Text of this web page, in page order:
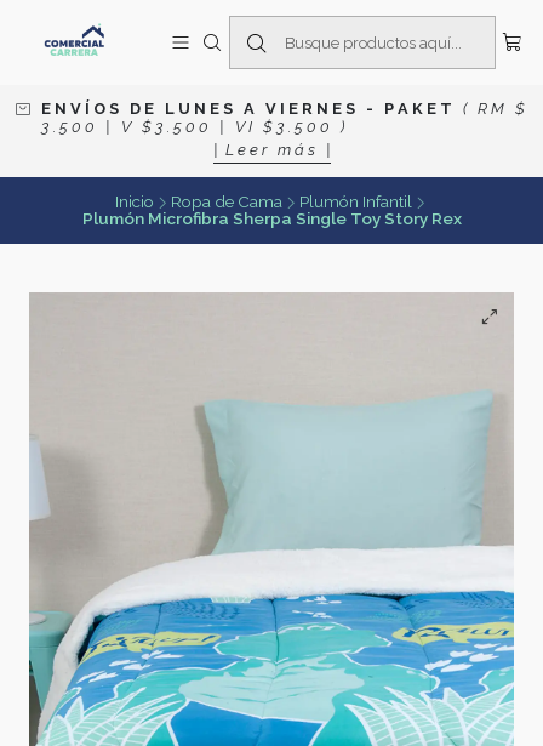
E N V Í O S D E L U N E S A V I E R N E S - P A K E T
( R M $
3 . 5 0 0 | V $ 3 . 5 0 0 | V I $ 3 . 5 0 0 )
| L e e r m á s |
Inicio Ropa de Cama
Plumón Infantil
Plumón Microfibra Sherpa Single Toy Story Rex